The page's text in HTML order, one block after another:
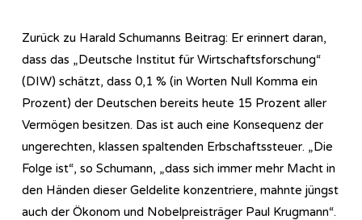
Zurück zu Harald Schumanns Beitrag: Er erinnert daran,
dass das „Deutsche Institut für Wirtschaftsforschung“
(DIW) schätzt, dass 0,1 % (in Worten Null Komma ein
Prozent) der Deutschen bereits heute 15 Prozent aller
Vermögen besitzen. Das ist auch eine Konsequenz der
ungerechten, klassen spaltenden Erbschaftssteuer. „Die
Folge ist“, so Schumann, „dass sich immer mehr Macht in
den Händen dieser Geldelite konzentriere, mahnte jüngst
auch der Ökonom und Nobelpreisträger Paul Krugmann“.